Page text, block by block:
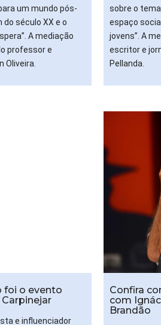
um mundo pós-
século XX e o
A mediação
professor e
Oliveira.
sobre o
espaço
jovens”. A
escritor e
Pellanda.
foi o evento
e influenciador
Confira
com
Brandão